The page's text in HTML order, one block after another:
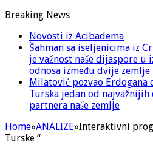
Breaking News
Novosti iz Acibadema
Šahman sa iseljenicima iz
je važnost naše dijaspore
odnosa između dvije zemlje
Milatović pozvao Erdogana
Turska jedan od
partnera naše zemlje
Home»ANALIZE»Interaktivni
Turske “